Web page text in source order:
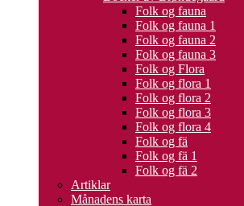
Folk og fauna
Folk og fauna 1
Folk og fauna 2
Folk og fauna 3
Folk og Flora
Folk og flora 1
Folk og flora 2
Folk og flora 3
Folk og flora 4
Folk og fä
Folk og fä 1
Folk og fä 2
Artiklar
Månadens karta